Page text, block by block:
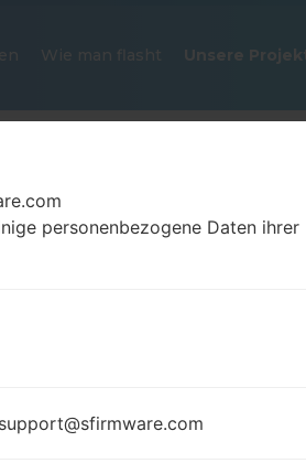
Wie man flasht Unsere
FIRMWARE
Tab 8.9 LTE
personenbezogene Daten ihrer